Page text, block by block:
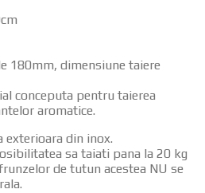
180mm, dimensiune taiere
conceputa pentru taierea
aromatice.
exterioara din inox.
sa taiati pana la 20 kg
de tutun acestea NU se